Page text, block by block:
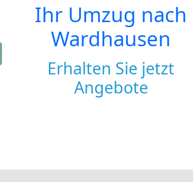
Ihr Umzug nach
Wardhausen
Erhalten Sie jetzt
Angebote